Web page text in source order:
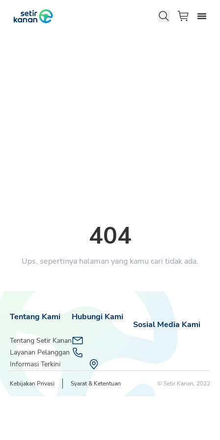
404
Ups, sepertinya halaman yang kamu cari tidak ada.
Tentang Kami
Tentang Setir Kanan
Layanan Pelanggan
Informasi Terkini
Sosial Media Kami
Hubungi Kami
Kebijakan Privasi Syarat & Ketentuan © Setir Kanan, 2022